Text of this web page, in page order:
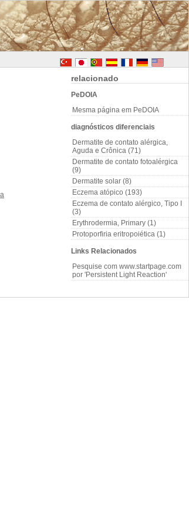
relacionado
PeDOIA
Mesma página em PeDOIA
diagnósticos diferenciais
Dermatite de contato alérgica,
Aguda e Crônica (71)
Dermatite de contato fotoalérgica
(9)
Dermatite solar (8)
Eczema atópico (193)
Eczema de contato alérgico, Tipo I
(3)
Erythrodermia, Primary (1)
Protoporfiria eritropoiética (1)
Links Relacionados
Pesquise com www.startpage.com
por 'Persistent Light Reaction'